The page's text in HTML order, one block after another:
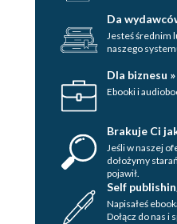
Da
Jesteś średnim
naszego
Dla biznesu »
Ebooki i
Brakuje Ci
Jeśli w naszej
dołożymy
pojawił.
Self
Napisałeś
Dołącz do nas i